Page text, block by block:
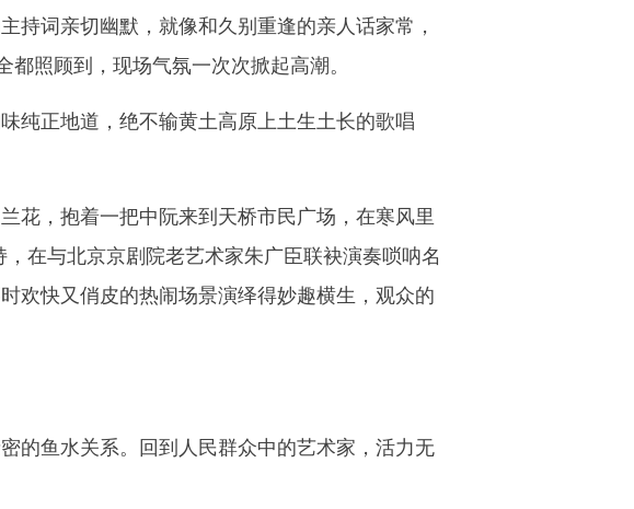
持词亲切幽默，就像和久别重逢的亲人话家常，
照顾到，现场气氛一次次掀起高潮。
正地道，绝不输黄土高原上土生土长的歌唱
，抱着一把中阮来到天桥市民广场，在寒风里
在与北京京剧院老艺术家朱广臣联袂演奏唢呐名
欢快又俏皮的热闹场景演绎得妙趣横生，观众的
鱼水关系。回到人民群众中的艺术家，活力无